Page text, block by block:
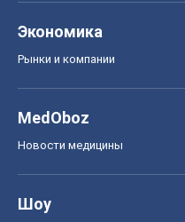
Экономика
Рынки и компании
MedOboz
Новости медицины
Шоу